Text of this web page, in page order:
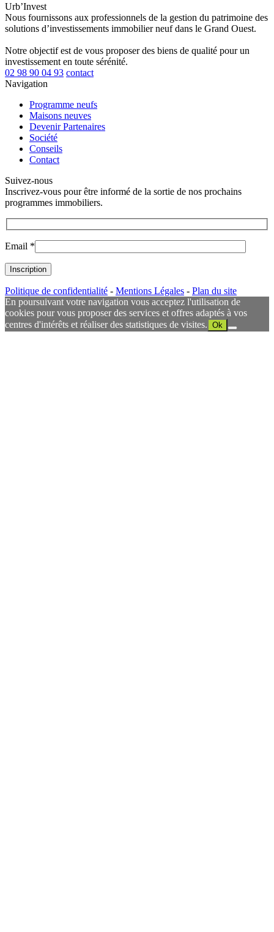
Urb’Invest
Nous fournissons aux professionnels de la gestion du patrimoine des
solutions d’investissements immobilier neuf dans le Grand Ouest.
Notre objectif est de vous proposer des biens de qualité pour un
investissement en toute sérénité.
02 98 90 04 93 contact
Navigation
Programme neufs
Maisons neuves
Devenir Partenaires
Société
Conseils
Contact
Suivez-nous
Inscrivez-vous pour être informé de la sortie de nos prochains
programmes immobiliers.
Email *
Politique de confidentialité - Mentions Légales - Plan du site
En poursuivant votre navigation vous acceptez l'utilisation de
cookies pour vous proposer des services et offres adaptés à vos
centres d'intérêts et réaliser des statistiques de visites. Ok